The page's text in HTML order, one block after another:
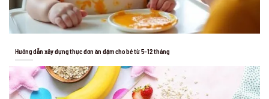
Hướng dẫn xây dựng thực đơn ăn dặm cho bé từ 5–12 tháng